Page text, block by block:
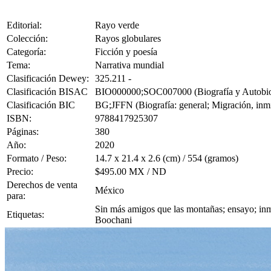
Editorial:
Rayo verde
Colección:
Rayos globulares
Categoría:
Ficción y poesía
Tema:
Narrativa mundial
Clasificación Dewey:
325.211 -
Clasificación BISAC
BIO000000;SOC007000 (Biografía y
Clasificación BIC
BG;JFFN (Biografía: general; Migración,
ISBN:
9788417925307
Páginas:
380
Año:
2020
Formato / Peso:
14.7 x 21.4 x 2.6 (cm) / 554 (gramos)
Precio:
$495.00 MX / ND
Derechos de venta
para:
México
Etiquetas:
Sin más amigos que las montañas; ensayo;
Boochani